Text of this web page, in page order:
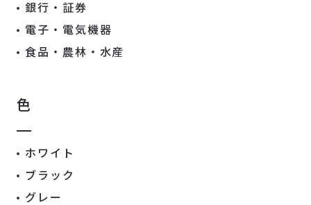
銀行・証券
電子・電気機器
食品・農林・水産
色
ホワイト
ブラック
グレー